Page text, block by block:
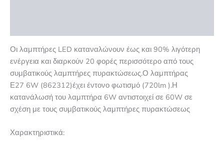
Οι λαμπτήρες LED καταναλώνουν έως και 90% λιγότερη
ενέργεια και διαρκούν 20 φορές περισσότερο από τους
συμβατικούς λαμπτήρες πυρακτώσεως.Ο λαμπτήρας
Ε27 6W (862312)έχει έντονο φωτισμό (720lm ).Η
κατανάλωσή του λαμπτήρα 6W αντιστοιχεί σε 60W σε
σχέση με τους συμβατικούς λαμπτήρες πυρακτώσεως
Χαρακτηριστικά: